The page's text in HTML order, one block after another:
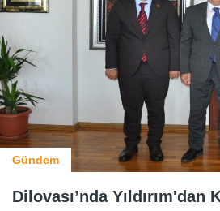
Gündem
Dilovası’nda Yıldırım'dan